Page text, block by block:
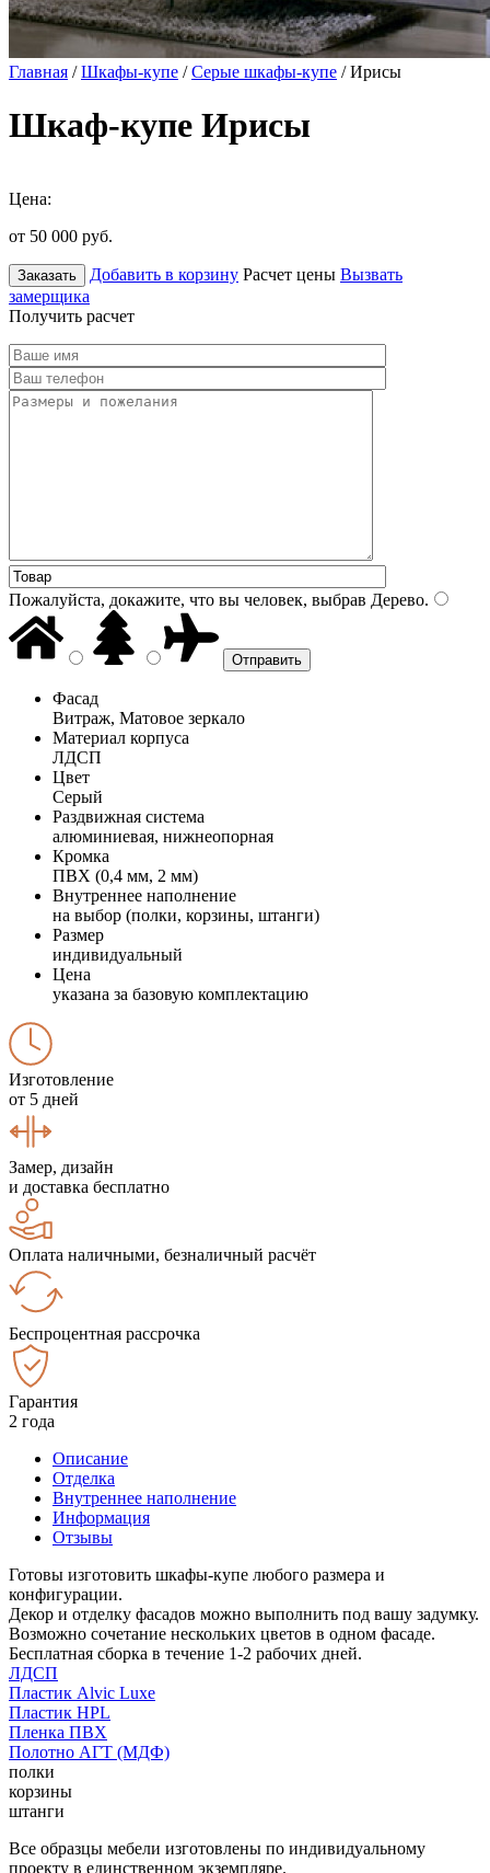
Главная /Шкафы-купе /Серые шкафы-купе / Ирисы
Шкаф-купе Ирисы
Цена:
от 50 000 руб.
Заказать Добавить в корзину Расчет цены Вызвать
замерщика
Получить расчет
Пожалуйста, докажите, что вы человек, выбрав Дерево.
Фасад
Витраж, Матовое зеркало
Материал корпуса
ЛДСП
Цвет
Серый
Раздвижная система
алюминиевая, нижнеопорная
Кромка
ПВХ (0,4 мм, 2 мм)
Внутреннее наполнение
на выбор (полки, корзины, штанги)
Размер
индивидуальный
Цена
указана за базовую комплектацию
Изготовление
от 5 дней
Замер, дизайн
и доставка бесплатно
Оплата наличными, безналичный расчёт
Беспроцентная рассрочка
Гарантия
2 года
Описание
Отделка
Внутреннее наполнение
Информация
Отзывы
Готовы изготовить шкафы-купе любого размера и
конфигурации.
Декор и отделку фасадов можно выполнить под вашу задумку.
Возможно сочетание нескольких цветов в одном фасаде.
Бесплатная сборка в течение 1-2 рабочих дней.
ЛДСП
Пластик Alvic Luxe
Пластик HPL
Пленка ПВХ
Полотно АГТ (МДФ)
полки
корзины
штанги
Все образцы мебели изготовлены по индивидуальному
проекту в единственном экземпляре.